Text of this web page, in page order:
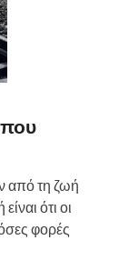
από τη ζωή
ότι οι
φορές